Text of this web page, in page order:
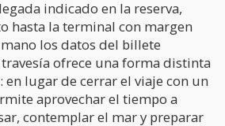
indicado en la reserva,
hasta la terminal con margen
los datos del billete
ofrece una forma distinta
en lugar de cerrar el viaje con un
aprovechar el tiempo a
contemplar el mar y preparar